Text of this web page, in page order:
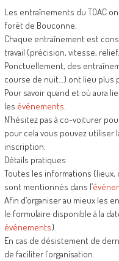
Les entraînements du TOAC
forêt de Bouconne.
Chaque entraînement est
travail (précision, vitesse,
Ponctuellement, des
course de nuit…) ont lieu plus
Pour savoir quand et où aura
les événements.
N’hésitez pas à co-voiturer
pour cela vous pouvez utiliser
inscription.
Détails pratiques:
Toutes les informations (lieux,
sont mentionnés dans l’
Afin d’organiser au mieux les
le formulaire disponible à la
événements).
En cas de désistement de
de faciliter l’organisation.